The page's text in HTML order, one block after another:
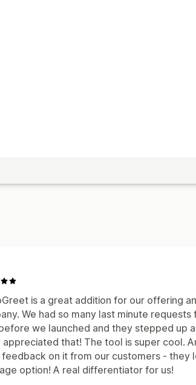
is a great addition for our offering
We had so many last minute
we launched and they stepped up
appreciated that! The tool is super cool.
on it from our customers - they
option! A real differentiator for us!